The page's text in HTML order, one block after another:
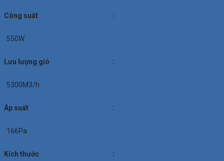
Công suất :
550W
Lưu lượng gió :
5300M3/h
Áp suất :
166Pa
Kích thước :